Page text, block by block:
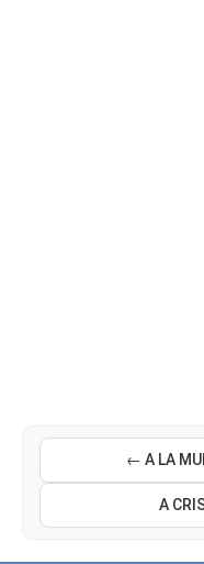
← A LA
A